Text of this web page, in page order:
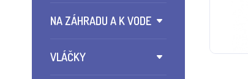
NA ZÁHRADU A K VODE
VLÁČKY